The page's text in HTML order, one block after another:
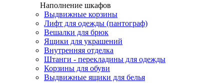
Наполнение шкафов
Выдвижные корзины
Лифт для одежды (пантограф)
Вешалки для брюк
Ящики для украшений
Внутренняя отделка
Штанги - перекладины для одежды
Корзины для обуви
Выдвижные ящики для белья